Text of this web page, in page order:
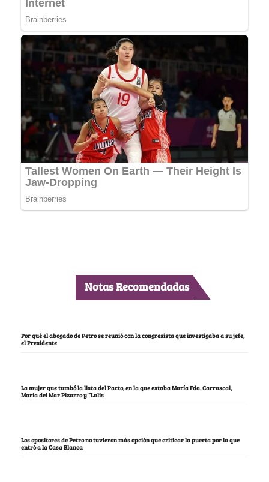
Notas Recomendadas
Por qué el abogado de Petro se reunió con la congresista que investigaba a su jefe,
el Presidente
La mujer que tumbó la lista del Pacto, en la que estaba María Fda. Carrascal,
María del Mar Pizarro y “Lalis
Los opositores de Petro no tuvieron más opción que criticar la puerta por la que
entró a la Casa Blanca